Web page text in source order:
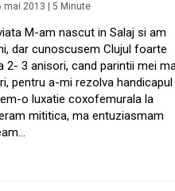
mai 2013 5 Minute
M-am nascut in Salaj si am
dar cunoscusem Clujul foarte
2- 3 anisori, cand parintii mei
pentru a-mi rezolva handicapul
o luxatie coxofemurala la
mititica, ma entuziasmam